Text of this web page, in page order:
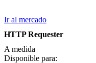
Ir al mercado
HTTP Requester
A medida
Disponible para: